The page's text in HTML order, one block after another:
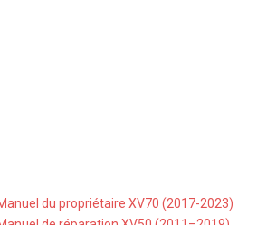
du propriétaire XV70 (2017-2023)